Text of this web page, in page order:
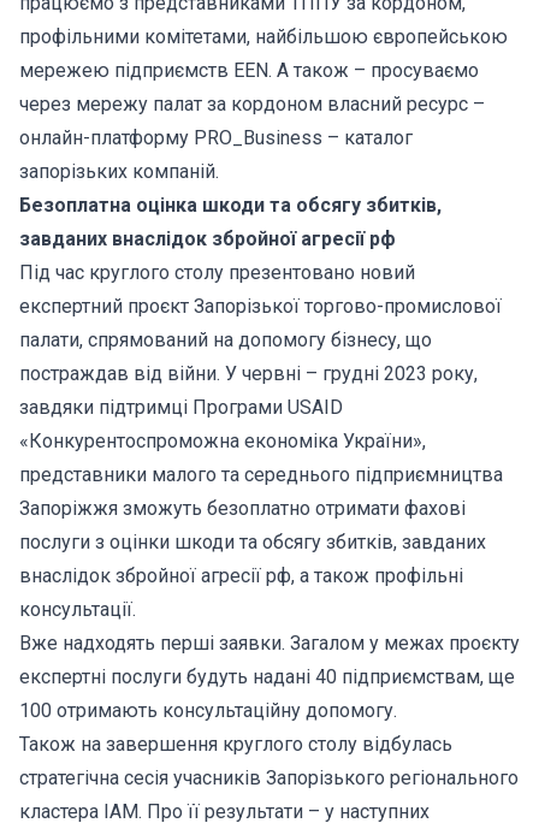
профільними комітетами, найбільшою європейською
мережею підприємств EEN. А також – просуваємо
через мережу палат за кордоном власний ресурс –
онлайн-платформу PRO_Business – каталог
запорізьких компаній.
Безоплатна оцінка шкоди та обсягу збитків,
завданих внаслідок збройної агресії рф
Під час круглого столу презентовано новий
експертний проєкт Запорізької торгово-промислової
палати, спрямований на допомогу бізнесу, що
постраждав від війни. У червні – грудні 2023 року,
завдяки підтримці Програми USAID
«Конкурентоспроможна економіка України»,
представники малого та середнього підприємництва
Запоріжжя зможуть безоплатно отримати фахові
послуги з оцінки шкоди та обсягу збитків, завданих
внаслідок збройної агресії рф, а також профільні
консультації.
Вже надходять перші заявки. Загалом у межах проєкту
експертні послуги будуть надані 40 підприємствам, ще
100 отримають консультаційну допомогу.
Також на завершення круглого столу відбулась
стратегічна сесія учасників Запорізького регіонального
кластера ІАМ. Про її результати – у наступних